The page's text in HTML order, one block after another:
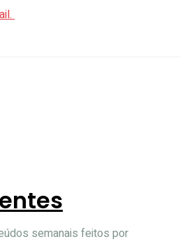
semanais feitos por